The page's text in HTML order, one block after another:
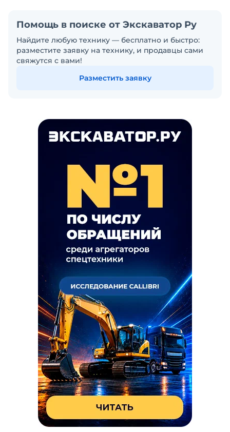
Помощь в поиске от Экскаватор Ру
Найдите любую технику — бесплатно и быстро:
разместите заявку на технику, и продавцы сами
свяжутся с вами!
Разместить заявку